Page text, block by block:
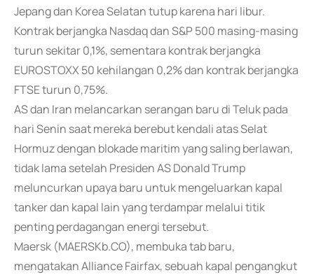
Jepang dan Korea Selatan tutup karena hari libur.
Kontrak berjangka Nasdaq dan S&P 500 masing-masing
turun sekitar 0,1%, sementara kontrak berjangka
EUROSTOXX 50 kehilangan 0,2% dan kontrak berjangka
FTSE turun 0,75%.
AS dan Iran melancarkan serangan baru di Teluk pada
hari Senin saat mereka berebut kendali atas Selat
Hormuz dengan blokade maritim yang saling berlawan,
tidak lama setelah Presiden AS Donald Trump
meluncurkan upaya baru untuk mengeluarkan kapal
tanker dan kapal lain yang terdampar melalui titik
penting perdagangan energi tersebut.
Maersk (MAERSKb.CO), membuka tab baru,
mengatakan Alliance Fairfax, sebuah kapal pengangkut